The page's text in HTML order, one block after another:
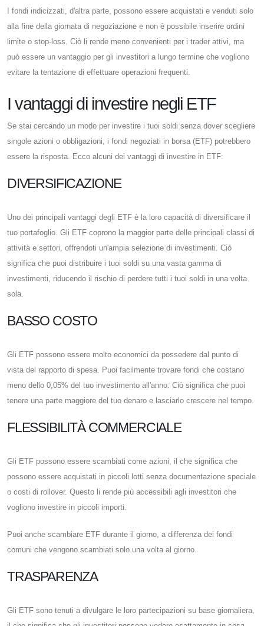
I fondi indicizzati, d'altra parte, possono essere acquistati e venduti solo
alla fine della giornata di negoziazione e non è possibile inserire ordini
limite o stop-loss. Ciò li rende meno convenienti per i trader attivi, ma
può essere un vantaggio per gli investitori a lungo termine che vogliono
evitare la tentazione di effettuare operazioni frequenti.
I vantaggi di investire negli ETF
Se stai cercando un modo per investire i tuoi soldi senza dover scegliere
singole azioni o obbligazioni, i fondi negoziati in borsa (ETF) potrebbero
essere la risposta. Ecco alcuni dei vantaggi di investire in ETF:
DIVERSIFICAZIONE
Uno dei principali vantaggi degli ETF è la loro capacità di diversificare il
tuo portafoglio. Gli ETF coprono la maggior parte delle principali classi di
attività e settori, offrendoti un'ampia selezione di investimenti. Ciò
significa che puoi distribuire i tuoi soldi su una vasta gamma di
investimenti, riducendo il rischio di perdere tutti i tuoi soldi in una volta
sola.
BASSO COSTO
Gli ETF possono essere molto economici da possedere dal punto di
vista del rapporto di spesa. Puoi facilmente trovare fondi che costano
meno dello 0,05% del tuo investimento all'anno. Ciò significa che puoi
tenere una parte maggiore del tuo denaro e lasciarlo crescere nel tempo.
FLESSIBILITÀ COMMERCIALE
Gli ETF possono essere scambiati come azioni, il che significa che
possono essere acquistati in piccoli lotti senza documentazione speciale
o costi di rollover. Questo li rende più accessibili agli investitori che
vogliono investire in piccoli importi.
Puoi anche scambiare ETF durante il giorno, a differenza dei fondi
comuni che vengono scambiati solo una volta al giorno.
TRASPARENZA
Gli ETF sono tenuti a divulgare le loro partecipazioni su base giornaliera,